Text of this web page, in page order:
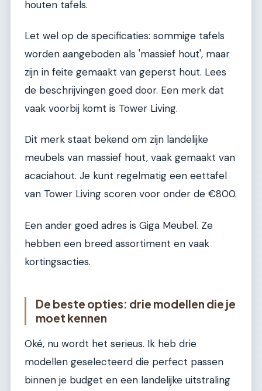
houten tafels.
Let wel op de specificaties: sommige tafels
worden aangeboden als 'massief hout', maar
zijn in feite gemaakt van geperst hout. Lees
de beschrijvingen goed door. Een merk dat
vaak voorbij komt is Tower Living.
Dit merk staat bekend om zijn landelijke
meubels van massief hout, vaak gemaakt van
acaciahout. Je kunt regelmatig een eettafel
van Tower Living scoren voor onder de €800.
Een ander goed adres is Giga Meubel. Ze
hebben een breed assortiment en vaak
kortingsacties.
De beste opties: drie modellen die je
moet kennen
Oké, nu wordt het serieus. Ik heb drie
modellen geselecteerd die perfect passen
binnen je budget en een landelijke uitstraling